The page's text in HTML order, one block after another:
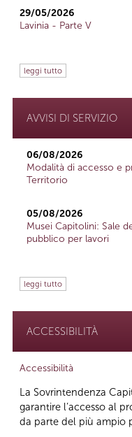
29/05/2026
Lavinia - Parte V
leggi tutto
AVVISI DI SERVIZIO
06/08/2026
Modalità di accesso e
Territorio
05/08/2026
Musei Capitolini: Sale
pubblico per lavori
leggi tutto
ACCESSIBILITÀ
Accessibilità
La Sovrintendenza
garantire l’accesso al
da parte del più ampio